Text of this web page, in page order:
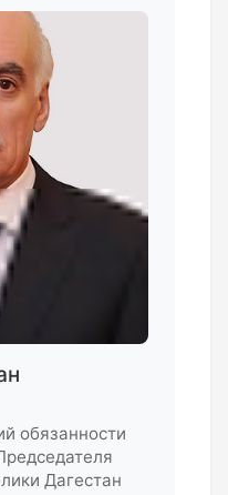
обязанности
Дагестан